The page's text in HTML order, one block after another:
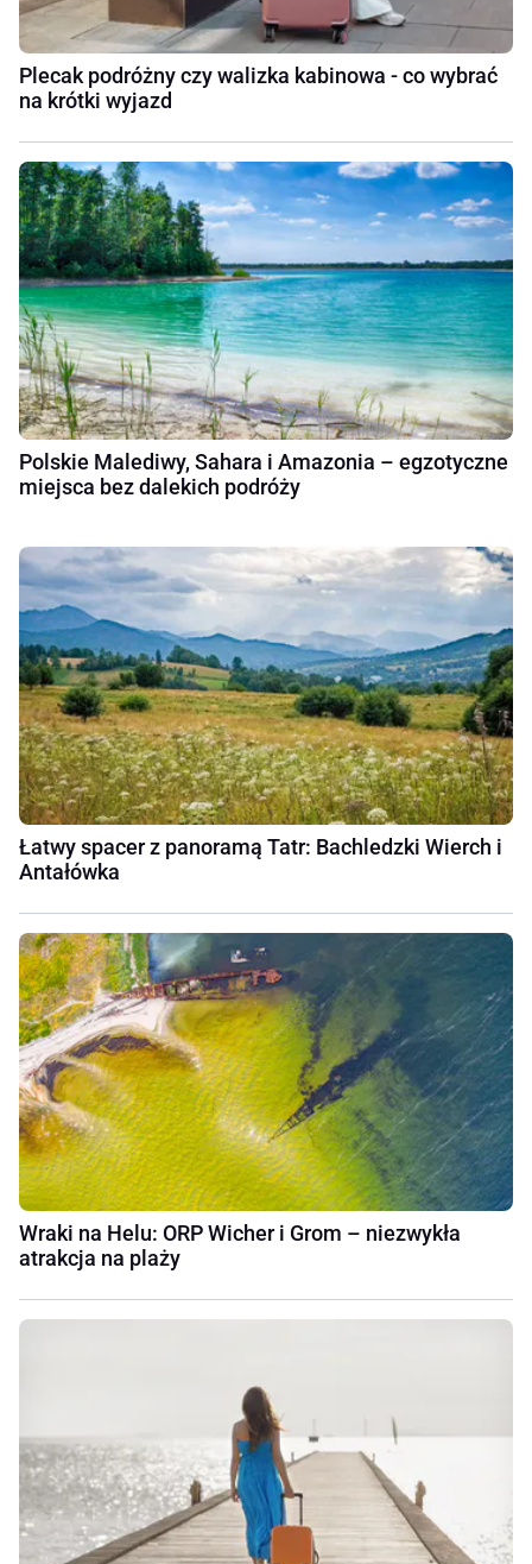
Plecak podróżny czy walizka kabinowa - co wybrać
na krótki wyjazd
Polskie Malediwy, Sahara i Amazonia – egzotyczne
miejsca bez dalekich podróży
Łatwy spacer z panoramą Tatr: Bachledzki Wierch i
Antałówka
Wraki na Helu: ORP Wicher i Grom – niezwykła
atrakcja na plaży